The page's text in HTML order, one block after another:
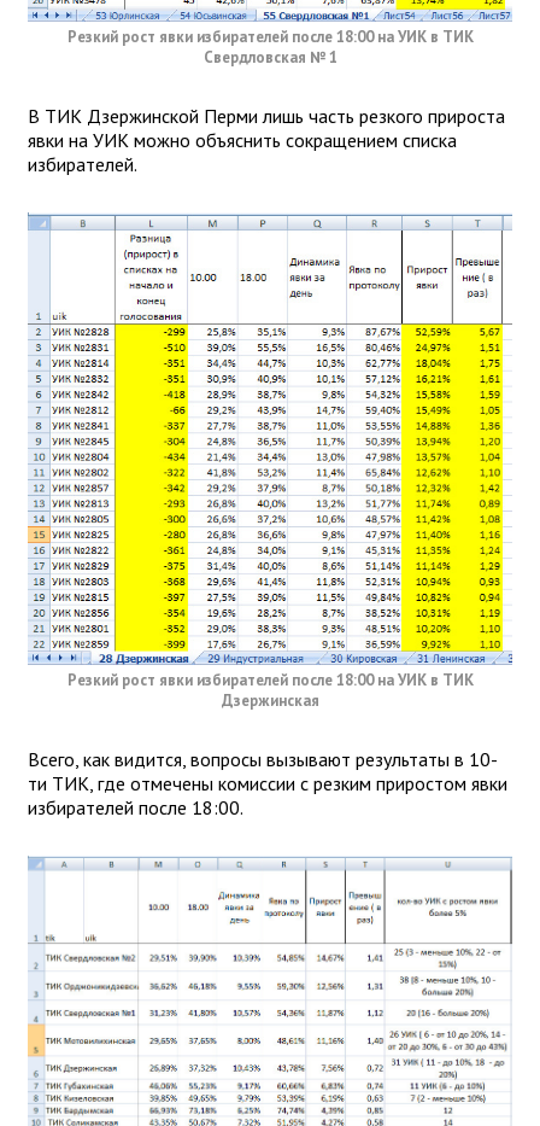
Резкий рост явки избирателей после 18:00 на УИК в ТИК
Свердловская № 1
В ТИК Дзержинской Перми лишь часть резкого прироста
явки на УИК можно объяснить сокращением списка
избирателей.
Резкий рост явки избирателей после 18:00 на УИК в ТИК
Дзержинская
Всего, как видится, вопросы вызывают результаты в 10-
ти ТИК, где отмечены комиссии с резким приростом явки
избирателей после 18:00.